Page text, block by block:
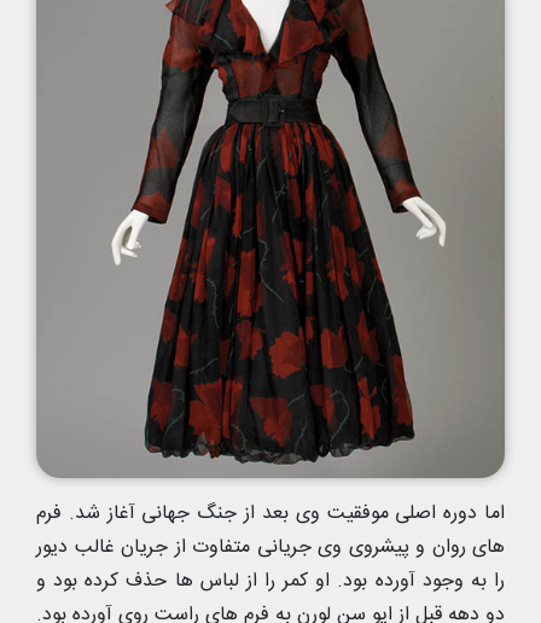
اما دوره اصلی موفقیت وی بعد از جنگ جهانی آغاز شد. فرم
های روان و پیشروی وی جریانی متفاوت از جریان غالب دیور
را به وجود آورده بود. او کمر را از لباس ها حذف کرده بود و
دو دهه قبل از ایو سن لورن به فرم های راست روی آورده بود.